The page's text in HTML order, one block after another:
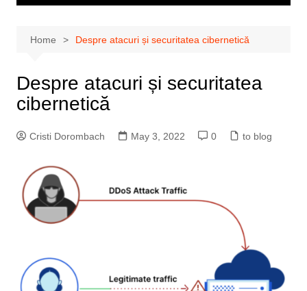
Home Despre atacuri și securitatea cibernetică
Despre atacuri și securitatea
cibernetică
Cristi Dorombach May 3, 2022 0 to blog